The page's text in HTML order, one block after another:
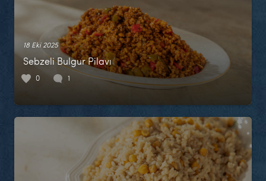
18 Eki 2025
Sebzeli Bulgur Pilavı
0 1